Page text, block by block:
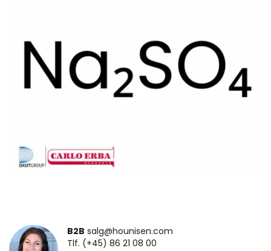
B2B salg@hounisen.com
Tlf. (+45) 86 21 08 00